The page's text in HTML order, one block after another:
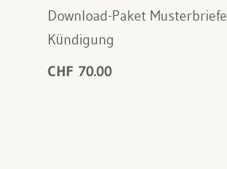
Download-Paket Musterbriefe
Kündigung
CHF 70.00